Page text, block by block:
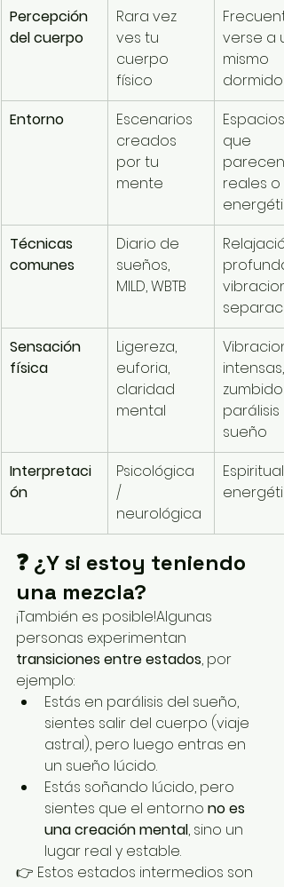
Percepción
del cuerpo
Rara vez
ves tu
cuerpo
físico
verse a
mismo
dormido
Entorno
Escenarios
creados
por tu
mente
Espacios
que
parecen
reales o
Técnicas
comunes
Diario de
sueños,
MILD, WBTB
Sensación
física
Ligereza,
euforia,
claridad
mental
intensas,
parálisis
sueño
Interpretaci
ón
Psicológica
/
neurológica
Espiritual
❓ ¿Y si estoy teniendo
una mezcla?
¡También es posible!Algunas
personas experimentan
transiciones entre estados, por
ejemplo:
Estás en parálisis del sueño,
sientes salir del cuerpo (viaje
astral), pero luego entras en
un sueño lúcido.
Estás soñando lúcido, pero
sientes que el entorno no es
una creación mental, sino un
lugar real y estable.
👉 Estos estados intermedios son